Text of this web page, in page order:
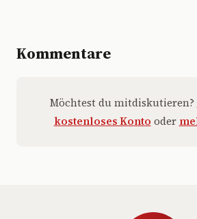
Kommentare
Möchtest du mitdiskutieren?
kostenloses Konto oder